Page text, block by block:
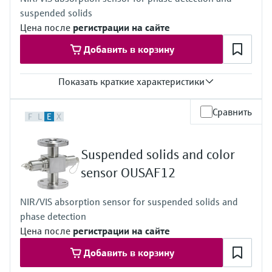
suspended solids
Цена после регистрации на сайте
Добавить в корзину
Показать краткие характеристики
0-3 AU
Рабочая температура
0...90°C при непрерывном измерении
макс. 130°C в течение 2 часов
Рабочее давление
до 10 бар при 20 °C
F L E X Сравнить
Suspended solids and color
sensor OUSAF12
NIR/VIS absorption sensor for suspended solids and
phase detection
Цена после регистрации на сайте
Добавить в корзину